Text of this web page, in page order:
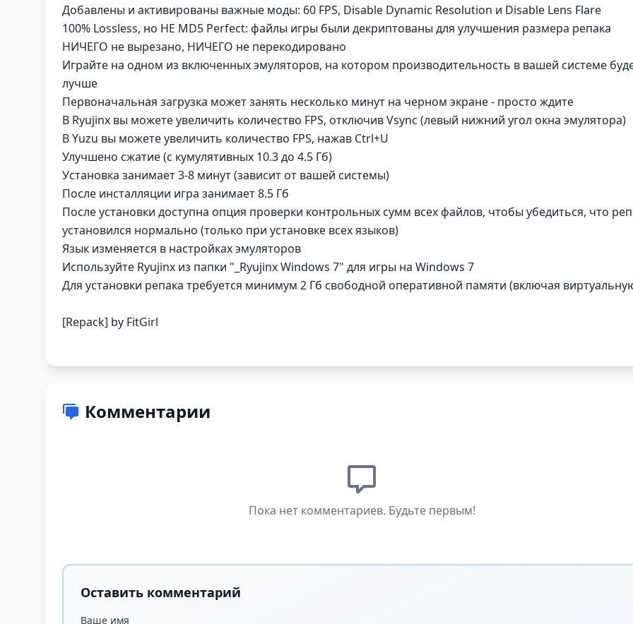
Добавлены и активированы важные моды: 60 FPS, Disable Dynamic Resolution и Disable Lens Flare
100% Lossless, но НЕ MD5 Perfect: файлы игры были декриптованы для улучшения размера репака
НИЧЕГО не вырезано, НИЧЕГО не перекодировано
Играйте на одном из включенных эмуляторов, на котором производительность в вашей системе
лучше
Первоначальная загрузка может занять несколько минут на черном экране - просто ждите
В Ryujinx вы можете увеличить количество FPS, отключив Vsync (левый нижний угол окна эмулятора)
В Yuzu вы можете увеличить количество FPS, нажав Ctrl+U
Улучшено сжатие (с кумулятивных 10.3 до 4.5 Гб)
Установка занимает 3-8 минут (зависит от вашей системы)
После инсталляции игра занимает 8.5 Гб
После установки доступна опция проверки контрольных сумм всех файлов, чтобы убедиться, что
установился нормально (только при установке всех языков)
Язык изменяется в настройках эмуляторов
Используйте Ryujinx из папки "_Ryujinx Windows 7" для игры на Windows 7
Для установки репака требуется минимум 2 Гб свободной оперативной памяти (включая
[Repack] by FitGirl
Комментарии
Пока нет комментариев. Будьте первым!
Оставить комментарий
Ваше имя